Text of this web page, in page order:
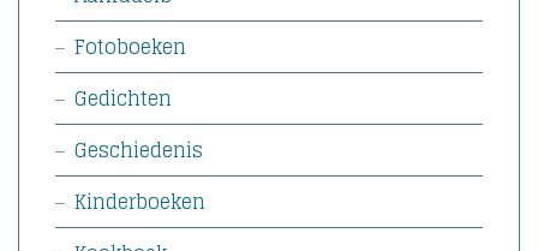
Fotoboeken
Gedichten
Geschiedenis
Kinderboeken